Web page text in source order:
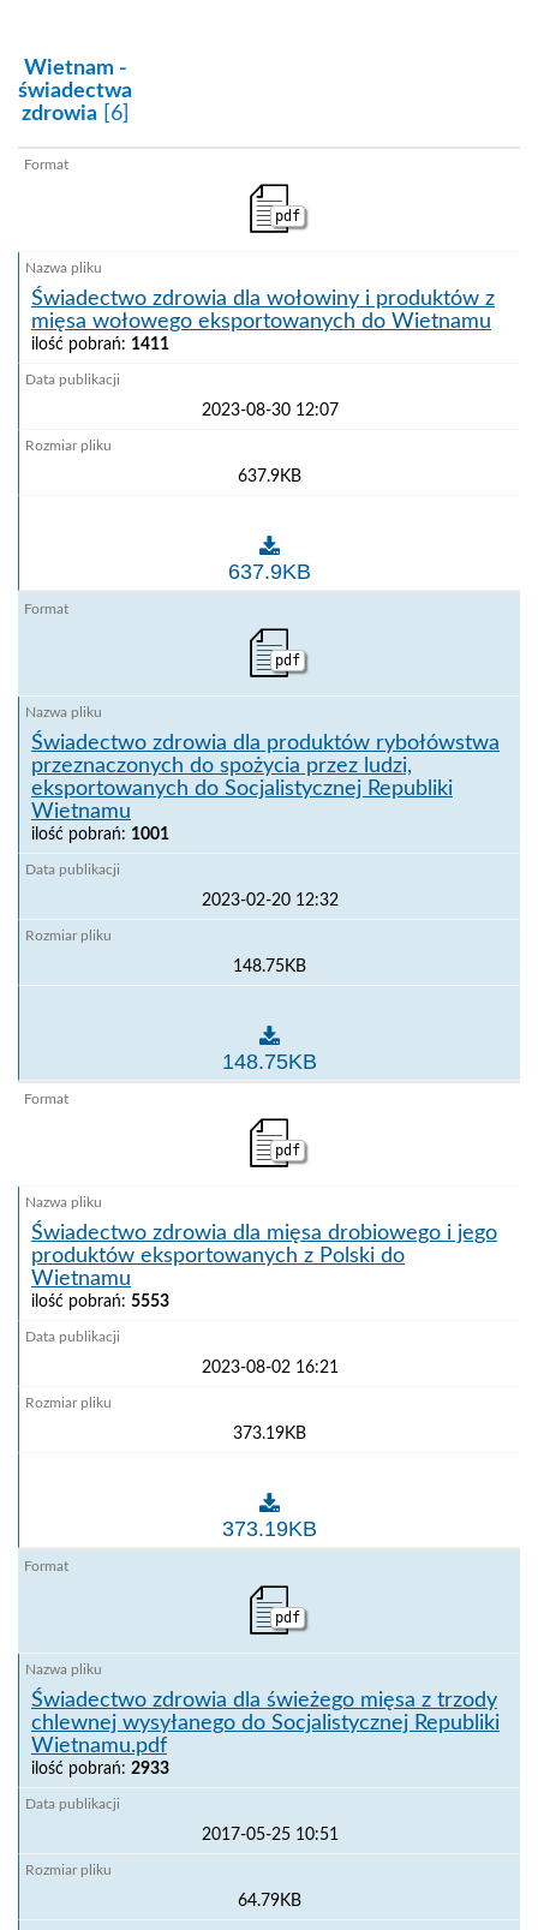
kategoria:
Wietnam -
świadectwa
zdrowia[6]
pdf
Świadectwo zdrowia dla wołowiny i produktów z
mięsa wołowego eksportowanych do Wietnamu
ilość pobrań: 1411
2023-08-30 12:07
637.9KB
Świadectwo zdrowia dla wołowiny i produktów z
637.9KB
pdf
Świadectwo zdrowia dla produktów rybołówstwa
przeznaczonych do spożycia przez ludzi,
eksportowanych do Socjalistycznej Republiki
Wietnamu
ilość pobrań: 1001
2023-02-20 12:32
148.75KB
Świadectwo zdrowia dla produktów rybołówstwa
148.75KB
pdf
Świadectwo zdrowia dla mięsa drobiowego i jego
produktów eksportowanych z Polski do
Wietnamu
ilość pobrań: 5553
2023-08-02 16:21
373.19KB
Świadectwo zdrowia dla mięsa drobiowego i jego
373.19KB
pdf
Świadectwo zdrowia dla świeżego mięsa z trzody
chlewnej wysyłanego do Socjalistycznej Republiki
Wietnamu.pdf
ilość pobrań: 2933
2017-05-25 10:51
64.79KB